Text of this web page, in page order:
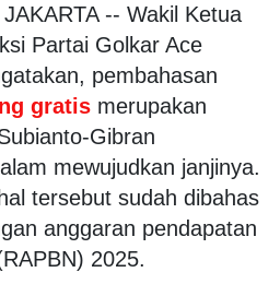
-- Wakil Ketua
Partai Golkar Ace
pembahasan
gratis merupakan
Gibran
mewujudkan janjinya.
tersebut sudah dibahas
anggaran pendapatan
2025.